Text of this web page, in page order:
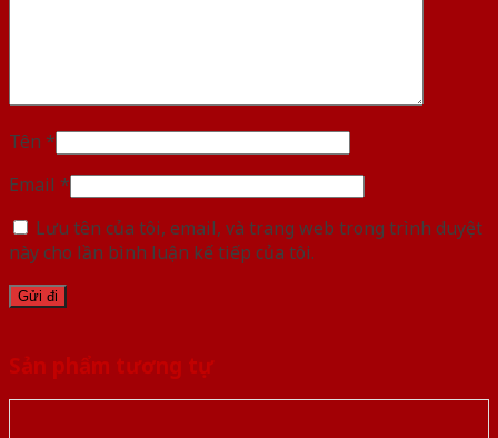
Tên *
Email *
Lưu tên của tôi, email, và trang web trong trình duyệt
này cho lần bình luận kế tiếp của tôi.
Sản phẩm tương tự